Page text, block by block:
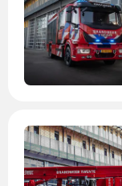
de
foto
om